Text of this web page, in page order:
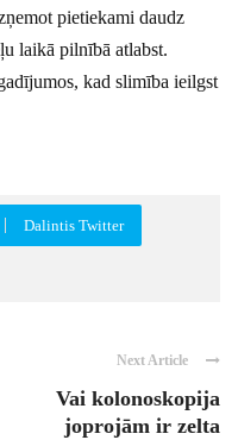
pietiekami daudz
laikā pilnībā atlabst.
kad slimība ieilgst
Dalintis Twitter
Next Article
Vai kolonoskopija
joprojām ir zelta